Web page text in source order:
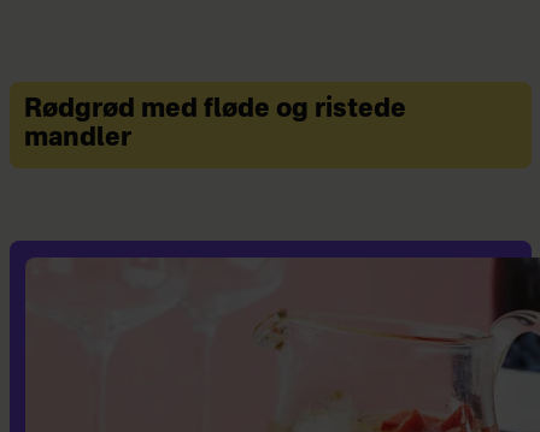
Rødgrød med fløde og ristede
mandler